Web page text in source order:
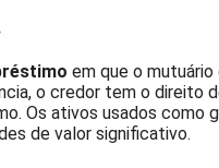
em que o
o credor tem o direito
Os ativos usados como
de valor significativo.